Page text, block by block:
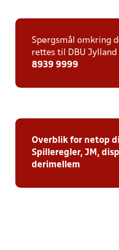
Spørgsmål omkring
rettes til DBU Jylland
8939 9999
Overblik for netop
Spilleregler, JM,
derimellem